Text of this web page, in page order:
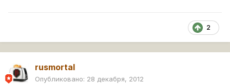
2
rusmortal
Опубликовано: 28 декабря, 2012